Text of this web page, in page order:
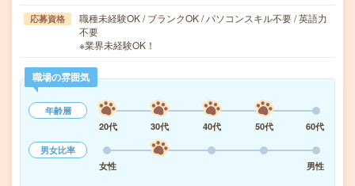
応募資格
職種未経験OK / ブランクOK / パソコンスキル不要 / 英語力
不要
※業界未経験OK！
職場の雰囲気
年齢層
20代
30代 40代 50代
60代
男女比率
女性
男性